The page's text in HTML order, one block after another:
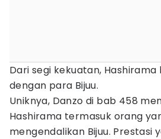
Dari segi kekuatan,
dengan para Bijuu.
Uniknya, Danzo di bab 458
Hashirama termasuk orang
mengendalikan Bijuu. Prestasi